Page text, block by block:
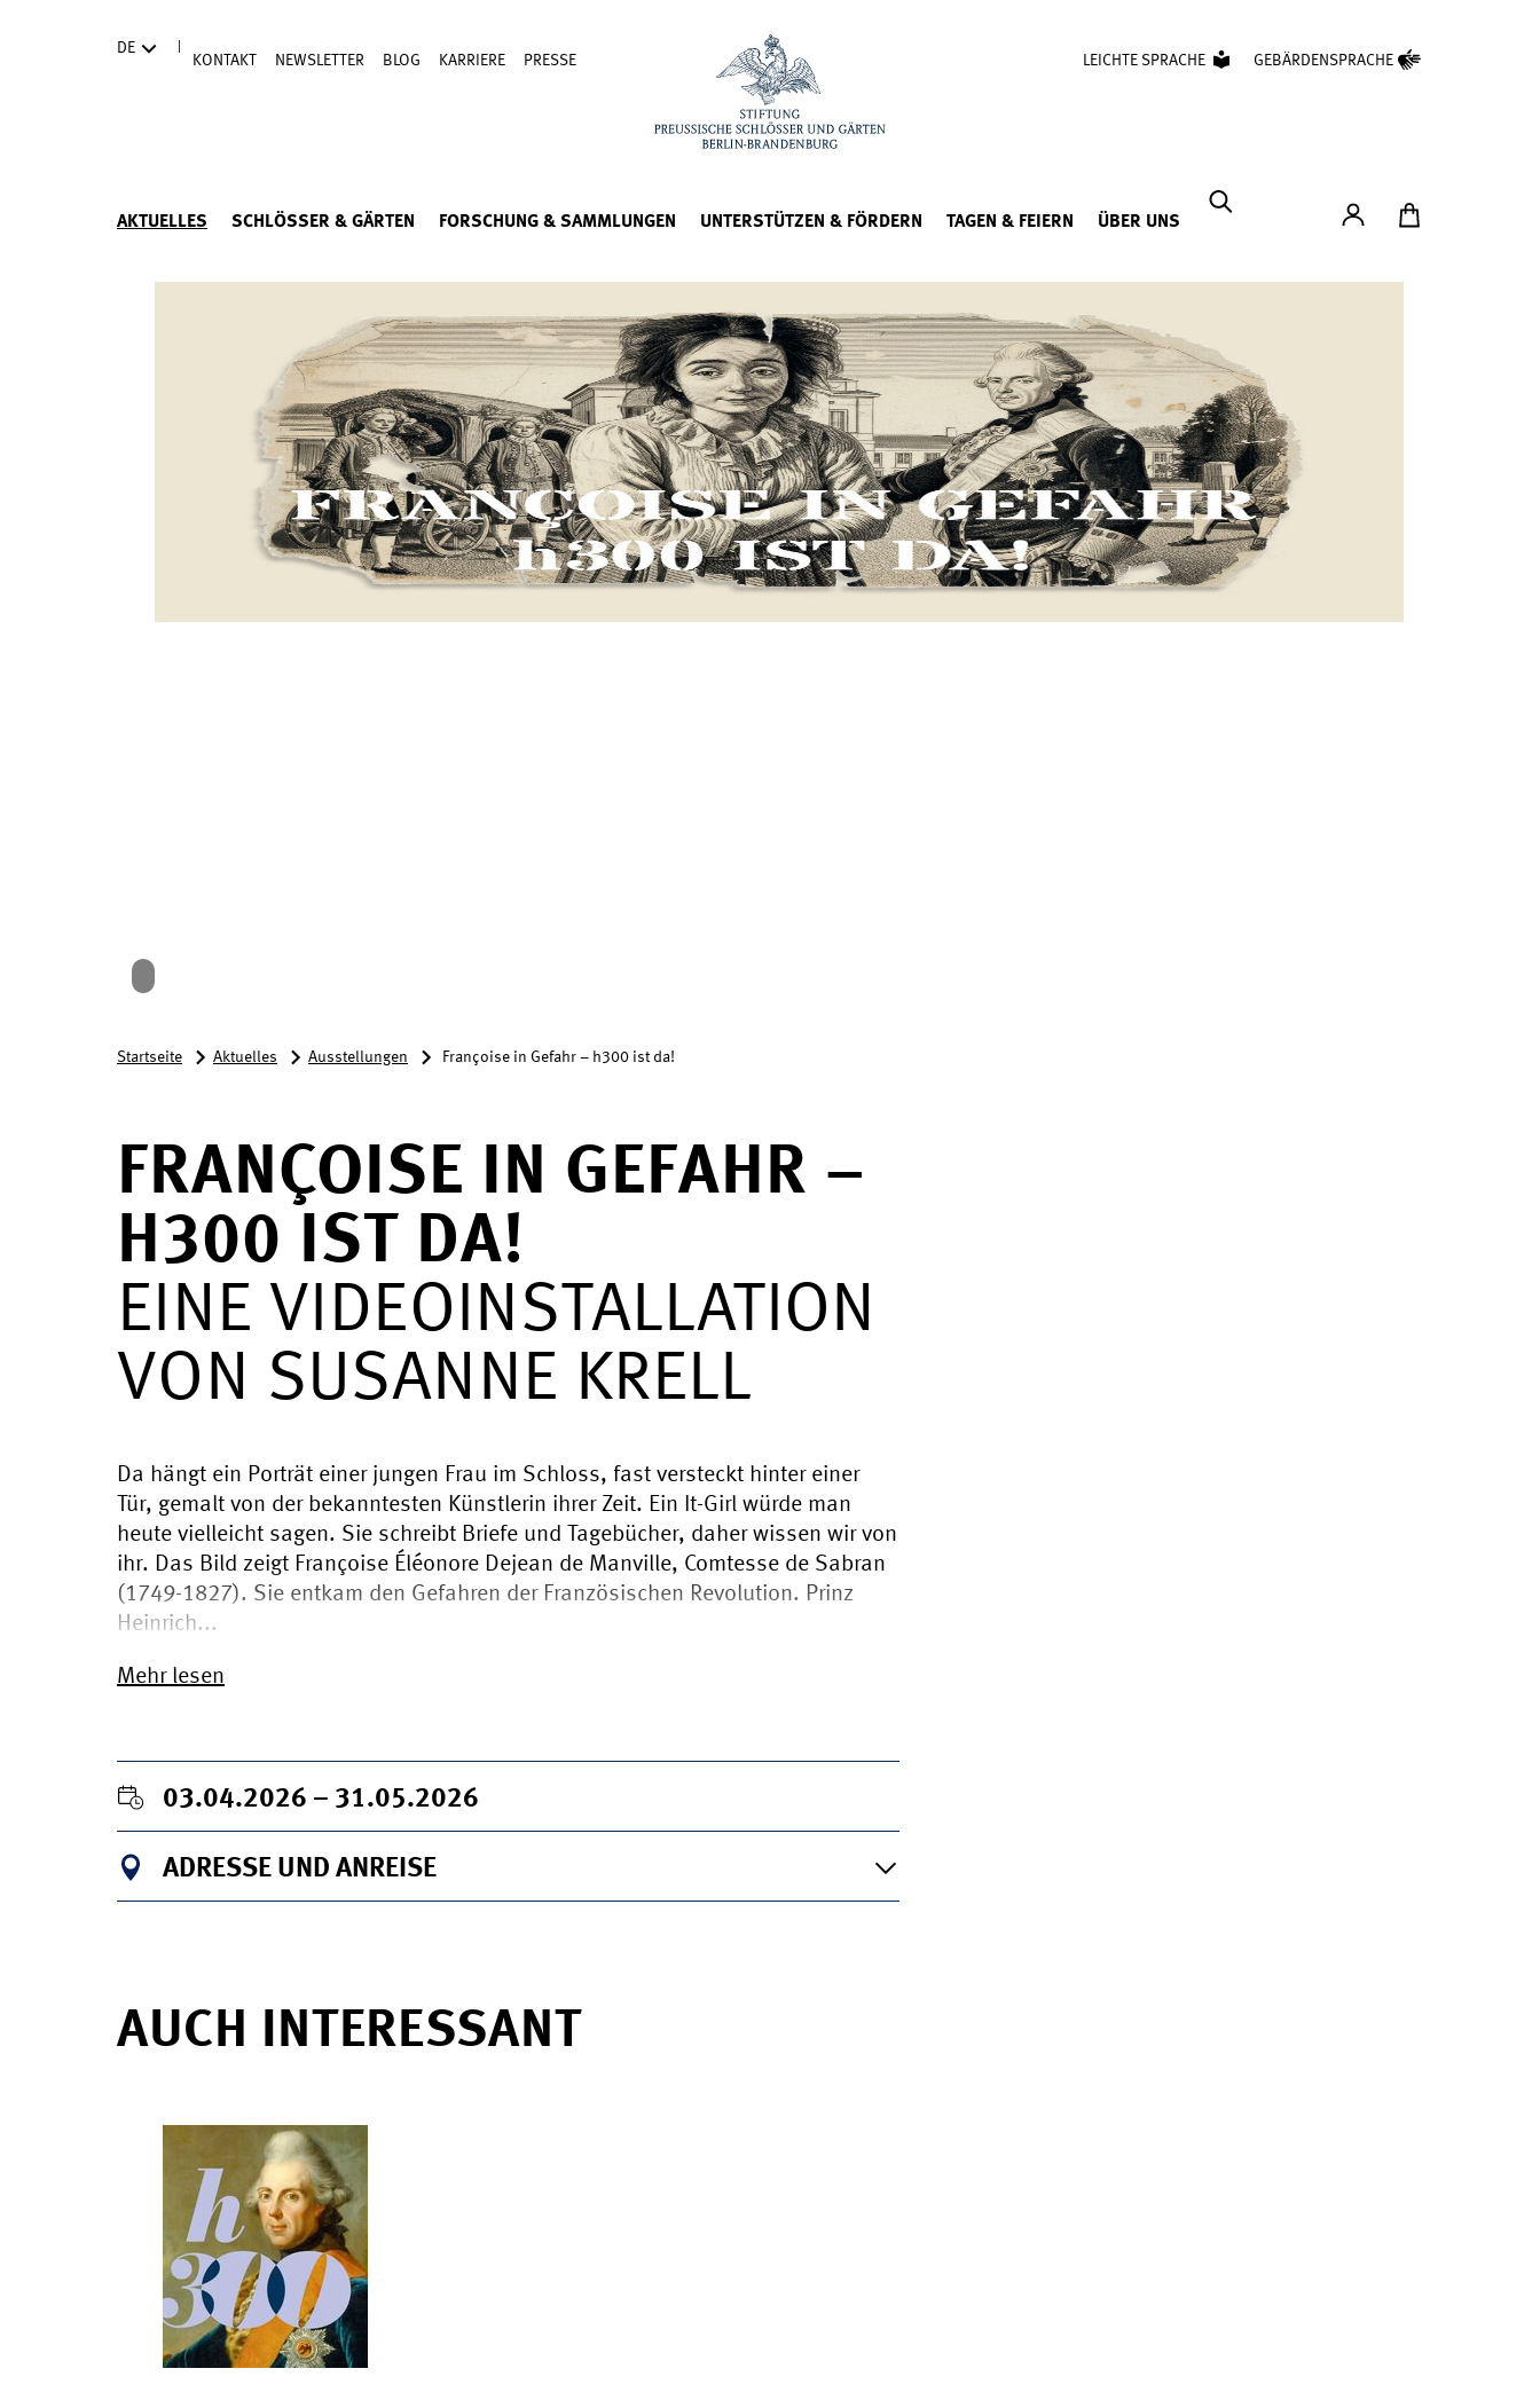
DE
KONTAKT NEWSLETTER BLOG KARRIERE PRESSE LEICHTE SPRACHE GEBÄRDENSPRACHE
AKTUELLES SCHLÖSSER & GÄRTEN FORSCHUNG & SAMMLUNGEN UNTERSTÜTZEN & FÖRDERN TAGEN & FEIERN ÜBER UNS
Konto Zum Ticketshop
Startseite Aktuelles Ausstellungen Françoise in Gefahr – h300 ist da!
FRANÇOISE IN GEFAHR –
H300 IST DA!
EINE VIDEOINSTALLATION
VON SUSANNE KRELL
Da hängt ein Porträt einer jungen Frau im Schloss, fast versteckt hinter einer
Tür, gemalt von der bekanntesten Künstlerin ihrer Zeit. Ein It-Girl würde man
heute vielleicht sagen. Sie schreibt Briefe und Tagebücher, daher wissen wir von
ihr. Das Bild zeigt Françoise Éléonore Dejean de Manville, Comtesse de Sabran
(1749-1827). Sie entkam den Gefahren der Französischen Revolution. Prinz
Heinrich...
Mehr lesen
03.04.2026 – 31.05.2026
ADRESSE UND ANREISE
AUCH INTERESSANT